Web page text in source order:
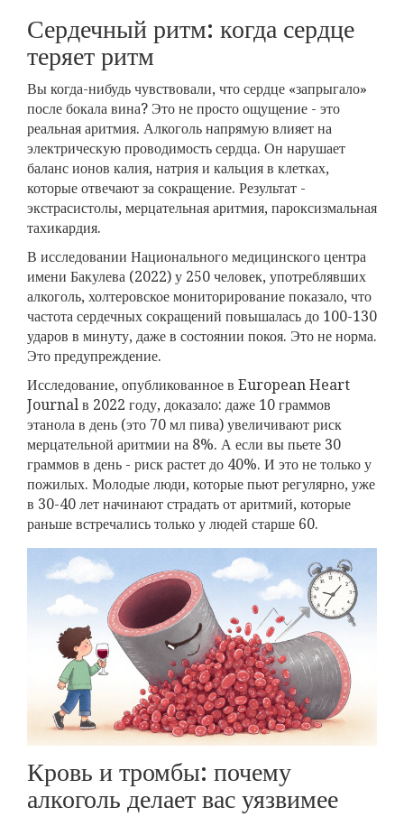
Сердечный ритм: когда сердце
теряет ритм
Вы когда-нибудь чувствовали, что сердце «запрыгало»
после бокала вина? Это не просто ощущение - это
реальная аритмия. Алкоголь напрямую влияет на
электрическую проводимость сердца. Он нарушает
баланс ионов калия, натрия и кальция в клетках,
которые отвечают за сокращение. Результат -
экстрасистолы, мерцательная аритмия, пароксизмальная
тахикардия.
В исследовании Национального медицинского центра
имени Бакулева (2022) у 250 человек, употреблявших
алкоголь, холтеровское мониторирование показало, что
частота сердечных сокращений повышалась до 100-130
ударов в минуту, даже в состоянии покоя. Это не норма.
Это предупреждение.
Исследование, опубликованное в European Heart
Journal в 2022 году, доказало: даже 10 граммов
этанола в день (это 70 мл пива) увеличивают риск
мерцательной аритмии на 8%. А если вы пьете 30
граммов в день - риск растет до 40%. И это не только у
пожилых. Молодые люди, которые пьют регулярно, уже
в 30-40 лет начинают страдать от аритмий, которые
раньше встречались только у людей старше 60.
Кровь и тромбы: почему
алкоголь делает вас уязвимее